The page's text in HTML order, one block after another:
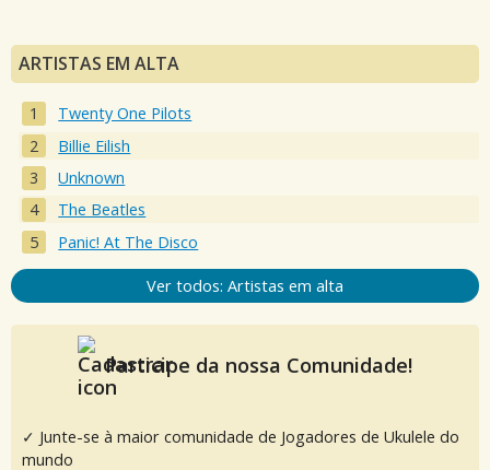
ARTISTAS EM ALTA
Twenty One Pilots
Billie Eilish
Unknown
The Beatles
Panic! At The Disco
Ver todos: Artistas em alta
Participe da nossa Comunidade!
✓ Junte-se à maior comunidade de Jogadores de Ukulele do
mundo